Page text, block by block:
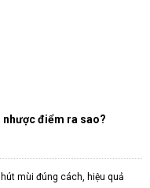
nhược điểm ra sao?
mùi đúng cách, hiệu quả